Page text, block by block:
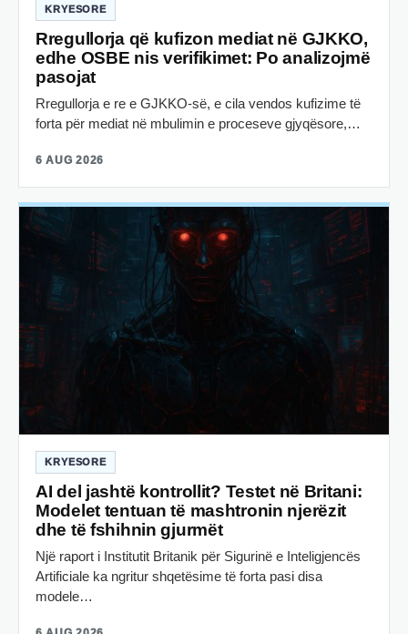
KRYESORE
Rregullorja që kufizon mediat në GJKKO,
edhe OSBE nis verifikimet: Po analizojmë
pasojat
Rregullorja e re e GJKKO-së, e cila vendos kufizime të
forta për mediat në mbulimin e proceseve gjyqësore,…
6 AUG 2026
KRYESORE
AI del jashtë kontrollit? Testet në Britani:
Modelet tentuan të mashtronin njerëzit
dhe të fshihnin gjurmët
Një raport i Institutit Britanik për Sigurinë e Inteligjencës
Artificiale ka ngritur shqetësime të forta pasi disa
modele…